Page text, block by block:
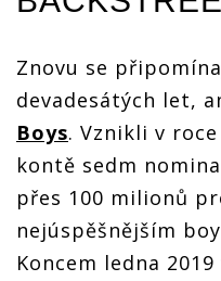
Znovu se
devadesátých let,
Boys. Vznikli v
kontě sedm
přes 100 milionů
nejúspěšnějším
Koncem ledna